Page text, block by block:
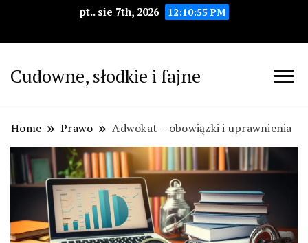
pt.. sie 7th, 2026 12:10:56 PM
Cudowne, słodkie i fajne
Home Prawo Adwokat – obowiązki i uprawnienia